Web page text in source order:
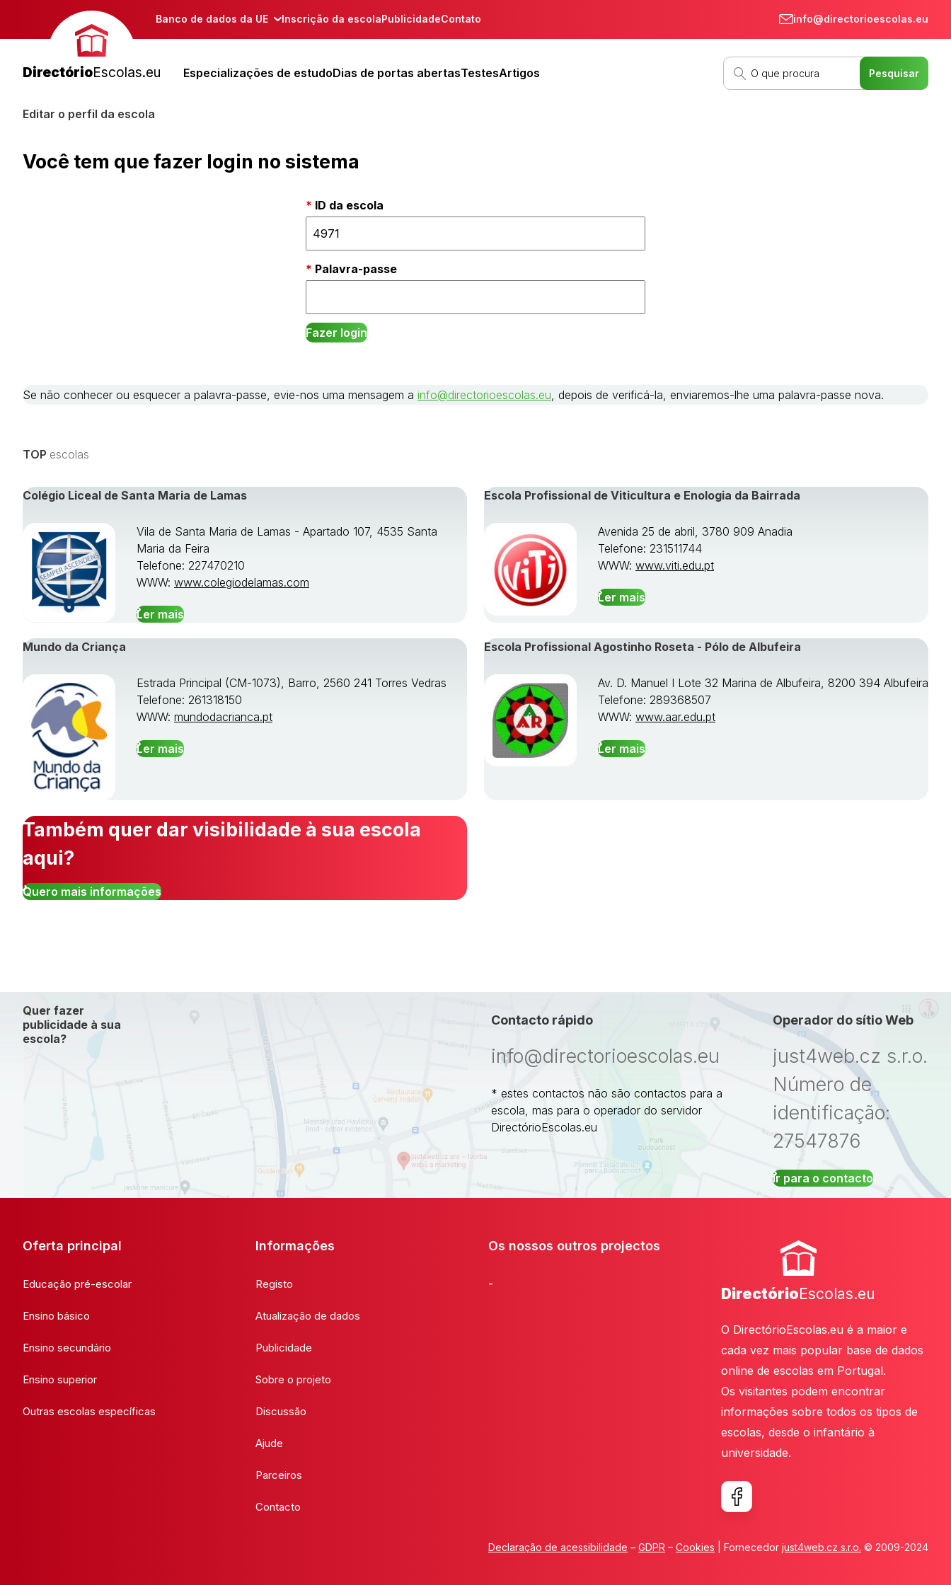
Banco de dados da UE Inscrição da escolaPublicidadeContato info@directorioescolas.eu
DirectórioEscolas.eu Especializações de estudoDias de portas abertasTestesArtigos
Editar o perfil da escola
Você tem que fazer login no sistema
ID da escola
Palavra-passe
Se não conhecer ou esquecer a palavra-passe, evie-nos uma mensagem a info@directorioescolas.eu , depois de verificá-la, enviaremos-lhe uma palavra-passe nova.
TOP escolas
Colégio Liceal de Santa Maria de Lamas
Vila de Santa Maria de Lamas - Apartado 107, 4535 Santa
Maria da Feira
Telefone: 227470210
WWW: www.colegiodelamas.com
Ler mais
Escola Profissional de Viticultura e Enologia da Bairrada
Avenida 25 de abril, 3780 909 Anadia
Telefone: 231511744
WWW: www.viti.edu.pt
Ler mais
Mundo da Criança
Estrada Principal (CM-1073), Barro, 2560 241 Torres Vedras
Telefone: 261318150
WWW: mundodacrianca.pt
Ler mais
Escola Profissional Agostinho Roseta - Pólo de Albufeira
Av. D. Manuel I Lote 32 Marina de Albufeira, 8200 394 Albufeira
Telefone: 289368507
WWW: www.aar.edu.pt
Ler mais
Também quer dar visibilidade à sua escola
aqui?
Quero mais informações
Quer fazer
publicidade à sua
escola?
Contacto rápido
info@directorioescolas.eu
* estes contactos não são contactos para a
escola, mas para o operador do servidor
DirectórioEscolas.eu
Operador do sítio Web
just4web.cz s.r.o.
Número de
identificação:
27547876
Ir para o contacto
Oferta principal
Educação pré-escolar
Ensino básico
Ensino secundário
Ensino superior
Outras escolas específicas
Informações
Registo
Atualização de dados
Publicidade
Sobre o projeto
Discussão
Ajude
Parceiros
Contacto
Os nossos outros projectos
-
DirectórioEscolas.eu
O DirectórioEscolas.eu é a maior e
cada vez mais popular base de dados
online de escolas em Portugal.
Os visitantes podem encontrar
informações sobre todos os tipos de
escolas, desde o infantário à
universidade.
Declaração de acessibilidade – GDPR – Cookies | Fornecedor just4web.cz s.r.o. © 2009-2024